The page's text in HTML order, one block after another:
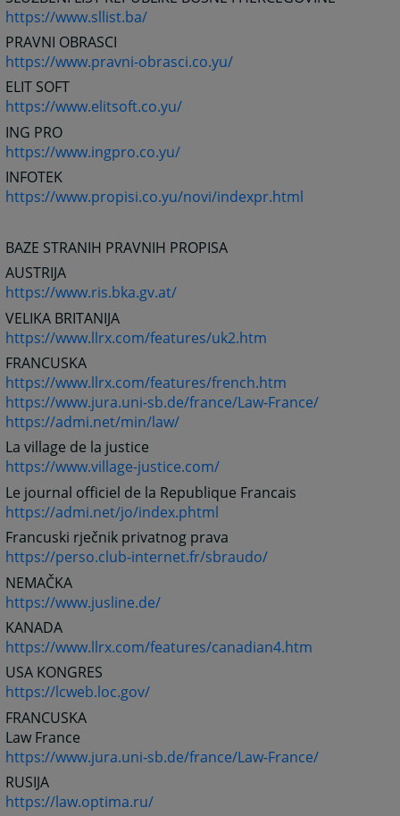
https://www.sllist.ba/
PRAVNI OBRASCI
https://www.pravni-obrasci.co.yu/
ELIT SOFT
https://www.elitsoft.co.yu/
ING PRO
https://www.ingpro.co.yu/
INFOTEK
https://www.propisi.co.yu/novi/indexpr.html
BAZE STRANIH PRAVNIH PROPISA
AUSTRIJA
https://www.ris.bka.gv.at/
VELIKA BRITANIJA
https://www.llrx.com/features/uk2.htm
FRANCUSKA
https://www.llrx.com/features/french.htm
https://www.jura.uni-sb.de/france/Law-France/
https://admi.net/min/law/
La village de la justice
https://www.village-justice.com/
Le journal officiel de la Republique Francais
https://admi.net/jo/index.phtml
Francuski rječnik privatnog prava
https://perso.club-internet.fr/sbraudo/
NEMAČKA
https://www.jusline.de/
KANADA
https://www.llrx.com/features/canadian4.htm
USA KONGRES
https://lcweb.loc.gov/
FRANCUSKA
Law France
https://www.jura.uni-sb.de/france/Law-France/
RUSIJA
https://law.optima.ru/